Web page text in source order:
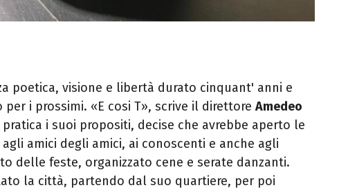
poetica, visione e libertà durato cinquant' anni e
per i prossimi. «E cosi T», scrive il direttore Amedeo
i suoi propositi, decise che avrebbe aperto le
amici degli amici, ai conoscenti e anche agli
delle feste, organizzato cene e serate danzanti.
la città, partendo dal suo quartiere, per poi